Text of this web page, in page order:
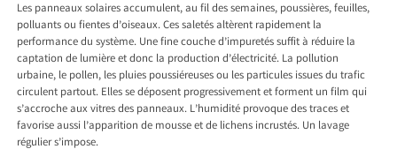
Les panneaux solaires accumulent, au fil des semaines, poussières, feuilles,
polluants ou fientes d’oiseaux. Ces saletés altèrent rapidement la
performance du système. Une fine couche d’impuretés suffit à réduire la
captation de lumière et donc la production d’électricité. La pollution
urbaine, le pollen, les pluies poussiéreuses ou les particules issues du trafic
circulent partout. Elles se déposent progressivement et forment un film qui
s’accroche aux vitres des panneaux. L’humidité provoque des traces et
favorise aussi l’apparition de mousse et de lichens incrustés. Un lavage
régulier s’impose.